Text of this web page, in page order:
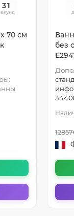
30
70 см
без